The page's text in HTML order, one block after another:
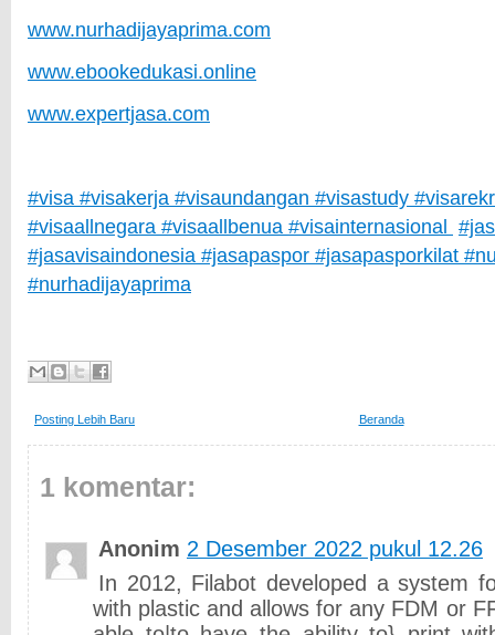
www.nurhadijayaprima.com
www.ebookedukasi.online
www.expertjasa.com
#visa #visakerja #visaundangan #visastudy
#visaallnegara #visaallbenua #visainternasional
#jasavisaindonesia #jasapaspor #jasapasporkilat
#nurhadijayaprima
Posting Lebih Baru Beranda
1 komentar:
Anonim 2 Desember 2022 pukul 12.26
In 2012, Filabot developed a system
with plastic and allows for any FDM or